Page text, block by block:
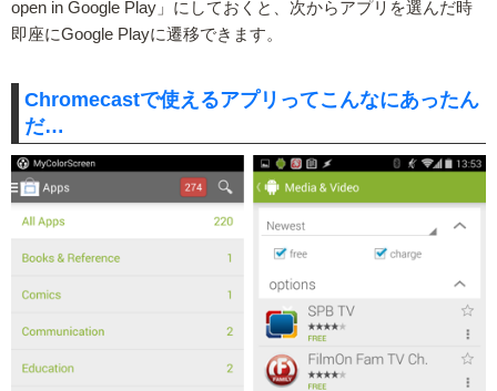
open in Google Play」にしておくと、次からアプリを選んだ時
即座にGoogle Playに遷移できます。
Chromecastで使えるアプリってこんなにあったん
だ…